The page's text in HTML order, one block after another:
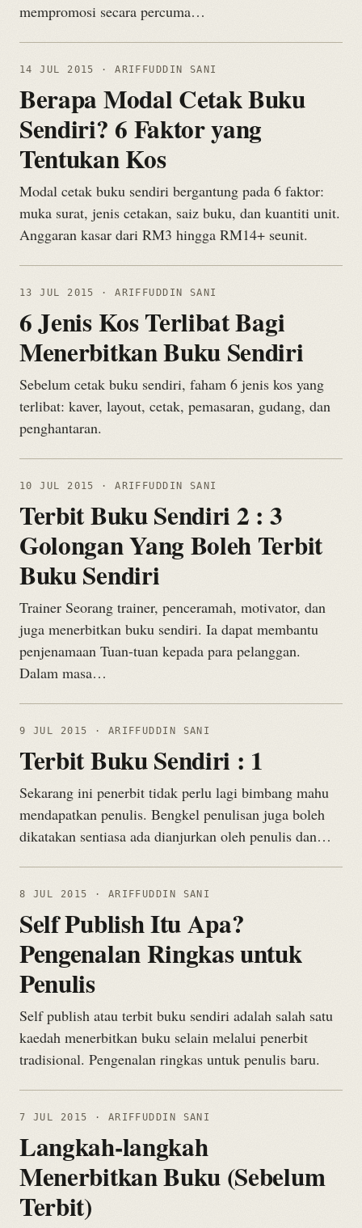
mempromosi secara percuma…
14 JUL 2015 · ARIFFUDDIN SANI
Berapa Modal Cetak Buku
Sendiri? 6 Faktor yang
Tentukan Kos
Modal cetak buku sendiri bergantung pada 6 faktor:
muka surat, jenis cetakan, saiz buku, dan kuantiti unit.
Anggaran kasar dari RM3 hingga RM14+ seunit.
13 JUL 2015 · ARIFFUDDIN SANI
6 Jenis Kos Terlibat Bagi
Menerbitkan Buku Sendiri
Sebelum cetak buku sendiri, faham 6 jenis kos yang
terlibat: kaver, layout, cetak, pemasaran, gudang, dan
penghantaran.
10 JUL 2015 · ARIFFUDDIN SANI
Terbit Buku Sendiri 2 : 3
Golongan Yang Boleh Terbit
Buku Sendiri
Trainer Seorang trainer, penceramah, motivator, dan
juga menerbitkan buku sendiri. Ia dapat membantu
penjenamaan Tuan-tuan kepada para pelanggan.
Dalam masa…
9 JUL 2015 · ARIFFUDDIN SANI
Terbit Buku Sendiri : 1
Sekarang ini penerbit tidak perlu lagi bimbang mahu
mendapatkan penulis. Bengkel penulisan juga boleh
dikatakan sentiasa ada dianjurkan oleh penulis dan…
8 JUL 2015 · ARIFFUDDIN SANI
Self Publish Itu Apa?
Pengenalan Ringkas untuk
Penulis
Self publish atau terbit buku sendiri adalah salah satu
kaedah menerbitkan buku selain melalui penerbit
tradisional. Pengenalan ringkas untuk penulis baru.
7 JUL 2015 · ARIFFUDDIN SANI
Langkah-langkah
Menerbitkan Buku (Sebelum
Terbit)